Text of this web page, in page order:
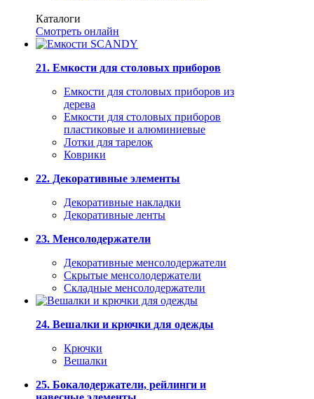
Каталоги
Смотреть онлайн
21. Емкости для столовых приборов
Емкости для столовых приборов из
дерева
Емкости для столовых приборов
пластиковые и алюминиевые
Лотки для тарелок
Коврики
22. Декоративные элементы
Декоративные накладки
Декоративные ленты
23. Менсолодержатели
Декоративные менсолодержатели
Скрытые менсолодержатели
Складные менсолодержатели
24. Вешалки и крючки для одежды
Крючки
Вешалки
25. Бокалодержатели, рейлинги и